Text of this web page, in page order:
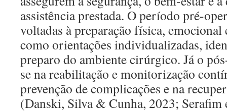
assistência prestada. O período pré-
voltadas à preparação física,
como orientações individualizadas,
preparo do ambiente cirúrgico. Já o
se na reabilitação e monitorização
prevenção de complicações e na
(Danski, Silva & Cunha, 2023; Serafim